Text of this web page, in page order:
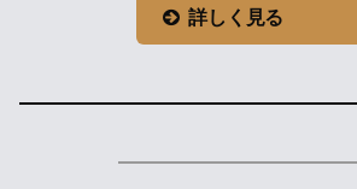
詳しく見る